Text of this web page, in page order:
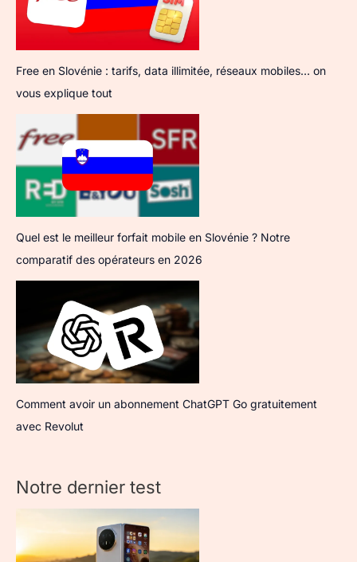
Free en Slovénie : tarifs, data illimitée, réseaux mobiles… on
vous explique tout
Quel est le meilleur forfait mobile en Slovénie ? Notre
comparatif des opérateurs en 2026
Comment avoir un abonnement ChatGPT Go gratuitement
avec Revolut
Notre dernier test